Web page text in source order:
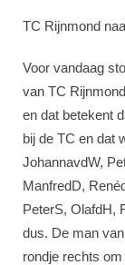
TC Rijnmond
Voor vandaag
van TC
en dat betekent
bij de TC en dat
JohannavdW,
ManfredD,
PeterS, OlafdH,
dus. De man
rondje rechts